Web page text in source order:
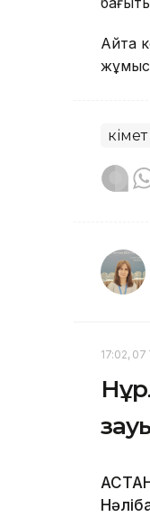
Айта
Үкімет
17:02,